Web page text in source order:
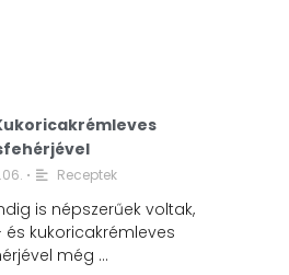
• Receptek
is népszerűek voltak,
kukoricakrémleves
még …